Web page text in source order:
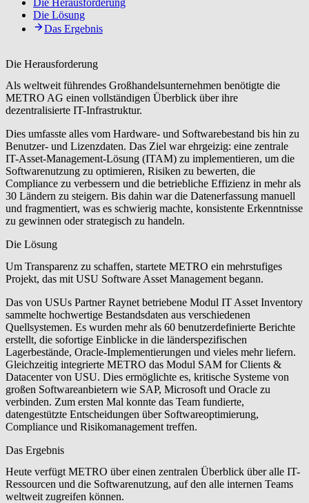
Die Lösung
Das Ergebnis
Die Herausforderung
Als weltweit führendes Großhandelsunternehmen benötigte die
METRO AG einen vollständigen Überblick über ihre
dezentralisierte IT-Infrastruktur.
Dies umfasste alles vom Hardware- und Softwarebestand bis hin zu
Benutzer- und Lizenzdaten. Das Ziel war ehrgeizig: eine zentrale
IT-Asset-Management-Lösung (ITAM) zu implementieren, um die
Softwarenutzung zu optimieren, Risiken zu bewerten, die
Compliance zu verbessern und die betriebliche Effizienz in mehr als
30 Ländern zu steigern. Bis dahin war die Datenerfassung manuell
und fragmentiert, was es schwierig machte, konsistente Erkenntnisse
zu gewinnen oder strategisch zu handeln.
Die Lösung
Um Transparenz zu schaffen, startete METRO ein mehrstufiges
Projekt, das mit USU Software Asset Management begann.
Das von USUs Partner Raynet betriebene Modul IT Asset Inventory
sammelte hochwertige Bestandsdaten aus verschiedenen
Quellsystemen. Es wurden mehr als 60 benutzerdefinierte Berichte
erstellt, die sofortige Einblicke in die länderspezifischen
Lagerbestände, Oracle-Implementierungen und vieles mehr liefern.
Gleichzeitig integrierte METRO das Modul SAM for Clients &
Datacenter von USU. Dies ermöglichte es, kritische Systeme von
großen Softwareanbietern wie SAP, Microsoft und Oracle zu
verbinden. Zum ersten Mal konnte das Team fundierte,
datengestützte Entscheidungen über Softwareoptimierung,
Compliance und Risikomanagement treffen.
Das Ergebnis
Heute verfügt METRO über einen zentralen Überblick über alle IT-
Ressourcen und die Softwarenutzung, auf den alle internen Teams
weltweit zugreifen können.